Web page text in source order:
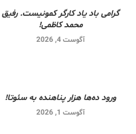
گرامی باد یاد کارگر کمونیست. رفیق
محمد کاظمی!
آگوست 4, 2026
ورود ده‌ها هزار پناهنده به سئوتا!
آگوست 1, 2026